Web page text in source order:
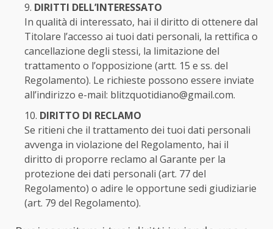
DIRITTI DELL’INTERESSATO
In qualità di interessato, hai il diritto di ottenere dal
Titolare l’accesso ai tuoi dati personali, la rettifica o
cancellazione degli stessi, la limitazione del
trattamento o l’opposizione (artt. 15 e ss. del
Regolamento). Le richieste possono essere inviate
all’indirizzo e-mail: blitzquotidiano@gmail.com.
DIRITTO DI RECLAMO
Se ritieni che il trattamento dei tuoi dati personali
avvenga in violazione del Regolamento, hai il
diritto di proporre reclamo al Garante per la
protezione dei dati personali (art. 77 del
Regolamento) o adire le opportune sedi giudiziarie
(art. 79 del Regolamento).